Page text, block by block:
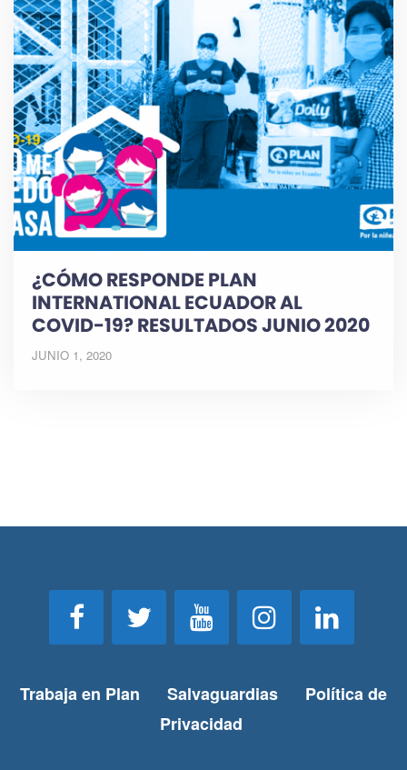
¿CÓMO RESPONDE PLAN
INTERNATIONAL ECUADOR AL
COVID-19? RESULTADOS JUNIO 2020
JUNIO 1, 2020
Trabaja en Plan Salvaguardias
Política de
Privacidad